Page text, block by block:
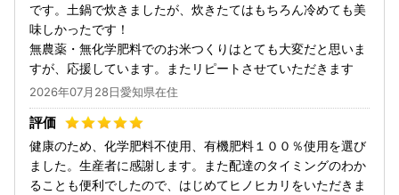
です。土鍋で炊きましたが、炊きたてはもちろん冷めても美
味しかったです！
無農薬・無化学肥料でのお米つくりはとても大変だと思いま
すが、応援しています。またリピートさせていただきます
2026年07月28日愛知県在住
健康のため、化学肥料不使用、有機肥料１００％使用を選び
ました。生産者に感謝します。また配達のタイミングのわか
ることも便利でしたので、はじめてヒノヒカリをいただきま